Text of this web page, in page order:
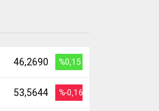
46,2690 %0,15
53,5644 %-0,16